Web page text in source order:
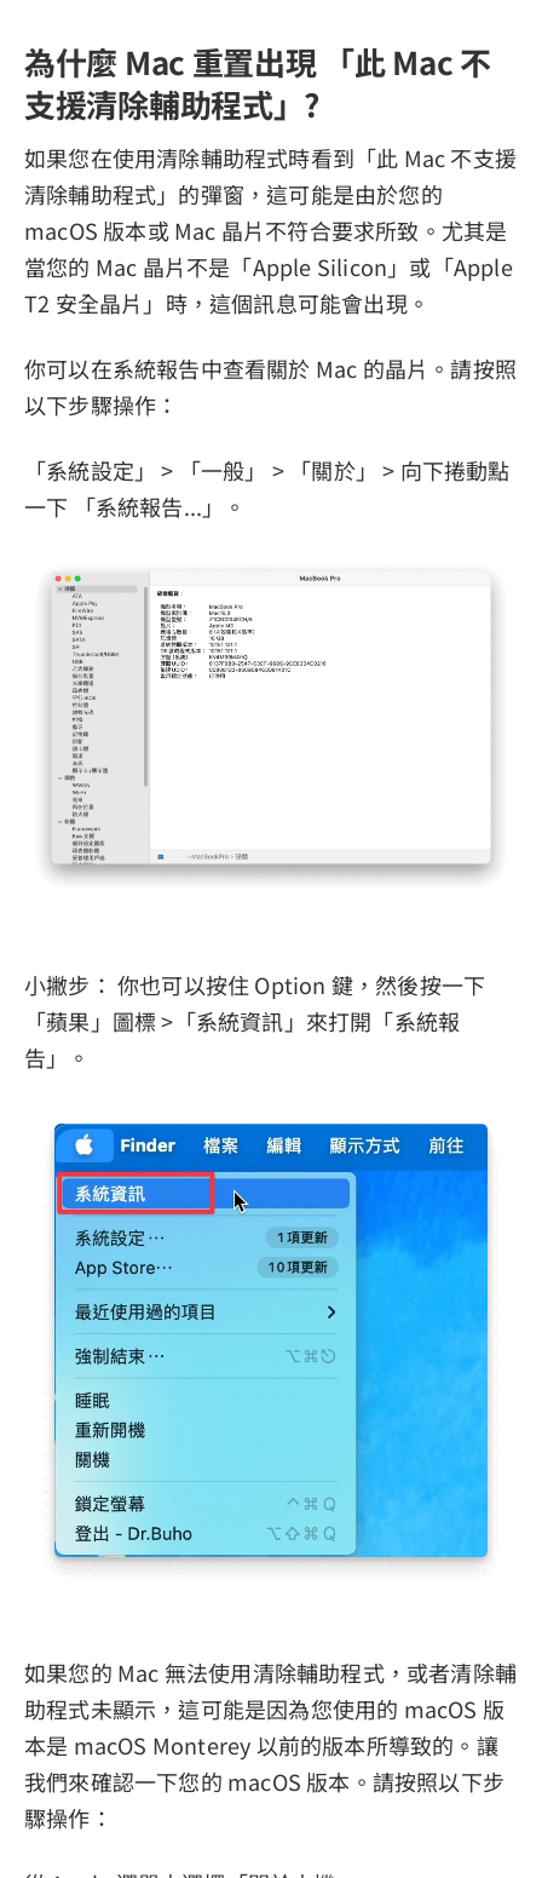
為什麼 Mac 重置出現 「此 Mac 不
支援清除輔助程式」?
如果您在使用清除輔助程式時看到「此 Mac 不支援
清除輔助程式」的彈窗，這可能是由於您的
macOS 版本或 Mac 晶片不符合要求所致。尤其是
當您的 Mac 晶片不是「Apple Silicon」或「Apple
T2 安全晶片」時，這個訊息可能會出現。
你可以在系統報告中查看關於 Mac 的晶片。請按照
以下步驟操作：
「系統設定」 > 「一般」 > 「關於」 > 向下捲動點
一下 「系統報告...」。
小撇步： 你也可以按住 Option 鍵，然後按一下
「蘋果」圖標 >「系統資訊」來打開「系統報
告」。
如果您的 Mac 無法使用清除輔助程式，或者清除輔
助程式未顯示，這可能是因為您使用的 macOS 版
本是 macOS Monterey 以前的版本所導致的。讓
我們來確認一下您的 macOS 版本。請按照以下步
驟操作：